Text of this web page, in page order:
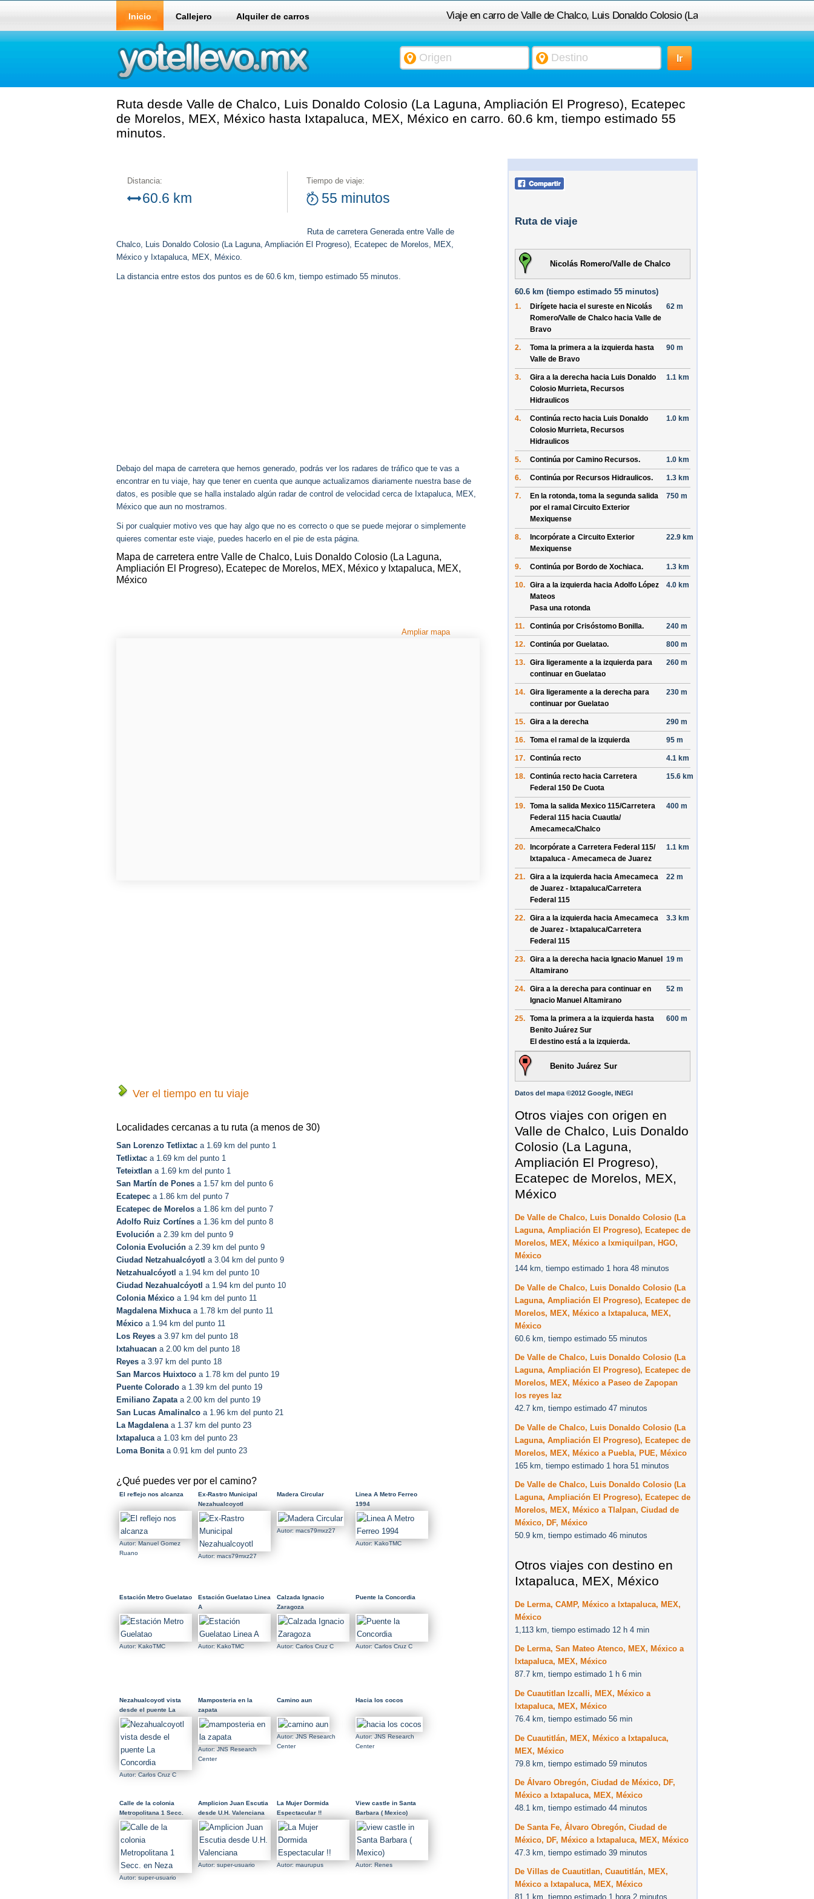
Viaje en carro de Valle de Chalco, Luis Donaldo Colosio (La
Laguna, Ampliación El Progreso), Ecatepec de Morelos, MEX,
Inicio Callejero Alquiler de carros
Ruta desde Valle de Chalco, Luis Donaldo Colosio (La Laguna, Ampliación El Progreso), Ecatepec
de Morelos, MEX, México hasta Ixtapaluca, MEX, México en carro. 60.6 km, tiempo estimado 55
minutos.
Distancia:
60.6 km
Tiempo de viaje:
55 minutos
Ruta de carretera Generada entre Valle de
Chalco, Luis Donaldo Colosio (La Laguna, Ampliación El Progreso), Ecatepec de Morelos, MEX,
México y Ixtapaluca, MEX, México.
La distancia entre estos dos puntos es de 60.6 km, tiempo estimado 55 minutos.
Debajo del mapa de carretera que hemos generado, podrás ver los radares de tráfico que te vas a
encontrar en tu viaje, hay que tener en cuenta que aunque actualizamos diariamente nuestra base de
datos, es posible que se halla instalado algún radar de control de velocidad cerca de Ixtapaluca, MEX,
México que aun no mostramos.
Si por cualquier motivo ves que hay algo que no es correcto o que se puede mejorar o simplemente
quieres comentar este viaje, puedes hacerlo en el pie de esta página.
Mapa de carretera entre Valle de Chalco, Luis Donaldo Colosio (La Laguna,
Ampliación El Progreso), Ecatepec de Morelos, MEX, México y Ixtapaluca, MEX,
México
Ampliar mapa
Ver el tiempo en tu viaje
Localidades cercanas a tu ruta (a menos de 30)
San Lorenzo Tetlixtac a 1.69 km del punto 1
Tetlixtac a 1.69 km del punto 1
Teteixtlan a 1.69 km del punto 1
San Martín de Pones a 1.57 km del punto 6
Ecatepec a 1.86 km del punto 7
Ecatepec de Morelos a 1.86 km del punto 7
Adolfo Ruiz Cortínes a 1.36 km del punto 8
Evolución a 2.39 km del punto 9
Colonia Evolución a 2.39 km del punto 9
Ciudad Netzahualcóyotl a 3.04 km del punto 9
Netzahualcóyotl a 1.94 km del punto 10
Ciudad Nezahualcóyotl a 1.94 km del punto 10
Colonia México a 1.94 km del punto 11
Magdalena Mixhucaa 1.78 km del punto 11
México a 1.94 km del punto 11
Los Reyes a 3.97 km del punto 18
Ixtahuacan a 2.00 km del punto 18
Reyes a 3.97 km del punto 18
San Marcos Huixtoco a 1.78 km del punto 19
Puente Colorado a 1.39 km del punto 19
Emiliano Zapataa 2.00 km del punto 19
San Lucas Amalinalco a 1.96 km del punto 21
La Magdalenaa 1.37 km del punto 23
Ixtapalucaa 1.03 km del punto 23
Loma Bonitaa 0.91 km del punto 23
¿Qué puedes ver por el camino?
El reflejo nos alcanza
Autor: Manuel Gomez
Ruano
Ex-Rastro Municipal
Nezahualcoyotl
Autor: macs79mxz27
Madera Circular
Autor: macs79mxz27
Linea A Metro Ferreo
1994
Autor: KakoTMC
Estación Metro Guelatao
Autor: KakoTMC
Estación Guelatao Linea
A
Autor: KakoTMC
Calzada Ignacio
Zaragoza
Autor: Carlos Cruz C
Puente la Concordia
Autor: Carlos Cruz C
Nezahualcoyotl vista
desde el puente La
Concordia
Autor: Carlos Cruz C
Mamposteria en la
zapata
Autor: JNS Research
Center
Camino aun
Autor: JNS Research
Center
Hacia los cocos
Autor: JNS Research
Center
Calle de la colonia
Metropolitana 1 Secc.
en Neza
Autor: super-usuario
Amplicion Juan Escutia
desde U.H. Valenciana
Autor: super-usuario
La Mujer Dormida
Espectacular !!
Autor: maurupus
View castle in Santa
Barbara ( Mexico)
Autor: Renes
Ruta de viaje
Nicolás Romero/Valle de Chalco
60.6 km (tiempo estimado 55 minutos)
1. Dirígete hacia el sureste en Nicolás
Romero/Valle de Chalco hacia Valle de
Bravo
62 m
2.
Toma la primera a la izquierda hasta
Valle de Bravo
90 m
3. Gira a la derecha hacia Luis Donaldo
Colosio Murrieta, Recursos
Hidraulicos
1.1 km
4. Continúa recto hacia Luis Donaldo
Colosio Murrieta, Recursos
Hidraulicos
1.0 km
5. Continúa por Camino Recursos. 1.0 km
6. Continúa por Recursos Hidraulicos. 1.3 km
7. En la rotonda, toma la segunda salida
por el ramal Circuito Exterior
Mexiquense
750 m
8. Incorpórate a Circuito Exterior
Mexiquense
22.9 km
9. Continúa por Bordo de Xochiaca. 1.3 km
10. Gira a la izquierda hacia Adolfo López
Mateos
Pasa una rotonda
4.0 km
11. Continúa por Crisóstomo Bonilla. 240 m
12. Continúa por Guelatao. 800 m
13. Gira ligeramente a la izquierda para
continuar en Guelatao
260 m
14. Gira ligeramente a la derecha para
continuar por Guelatao
230 m
15. Gira a la derecha 290 m
16. Toma el ramal de la izquierda 95 m
17. Continúa recto 4.1 km
18. Continúa recto hacia Carretera
Federal 150 De Cuota
15.6 km
19. Toma la salida Mexico 115/Carretera
Federal 115 hacia Cuautla/
Amecameca/Chalco
400 m
20. Incorpórate a Carretera Federal 115/
Ixtapaluca - Amecameca de Juarez
1.1 km
21. Gira a la izquierda hacia Amecameca
de Juarez - Ixtapaluca/Carretera
Federal 115
22 m
22. Gira a la izquierda hacia Amecameca
de Juarez - Ixtapaluca/Carretera
Federal 115
3.3 km
23. Gira a la derecha hacia Ignacio Manuel
Altamirano
19 m
24. Gira a la derecha para continuar en
Ignacio Manuel Altamirano
52 m
25. Toma la primera a la izquierda hasta
Benito Juárez Sur
El destino está a la izquierda.
600 m
Benito Juárez Sur
Datos del mapa ©2012 Google, INEGI
Otros viajes con origen en
Valle de Chalco, Luis Donaldo
Colosio (La Laguna,
Ampliación El Progreso),
Ecatepec de Morelos, MEX,
México
De Valle de Chalco, Luis Donaldo Colosio (La
Laguna, Ampliación El Progreso), Ecatepec de
Morelos, MEX, México a Ixmiquilpan, HGO,
México
144 km, tiempo estimado 1 hora 48 minutos
De Valle de Chalco, Luis Donaldo Colosio (La
Laguna, Ampliación El Progreso), Ecatepec de
Morelos, MEX, México a Ixtapaluca, MEX,
México
60.6 km, tiempo estimado 55 minutos
De Valle de Chalco, Luis Donaldo Colosio (La
Laguna, Ampliación El Progreso), Ecatepec de
Morelos, MEX, México a Paseo de Zapopan
los reyes laz
42.7 km, tiempo estimado 47 minutos
De Valle de Chalco, Luis Donaldo Colosio (La
Laguna, Ampliación El Progreso), Ecatepec de
Morelos, MEX, México a Puebla, PUE, México
165 km, tiempo estimado 1 hora 51 minutos
De Valle de Chalco, Luis Donaldo Colosio (La
Laguna, Ampliación El Progreso), Ecatepec de
Morelos, MEX, México a Tlalpan, Ciudad de
México, DF, México
50.9 km, tiempo estimado 46 minutos
Otros viajes con destino en
Ixtapaluca, MEX, México
De Lerma, CAMP, México a Ixtapaluca, MEX,
México
1,113 km, tiempo estimado 12 h 4 min
De Lerma, San Mateo Atenco, MEX, México a
Ixtapaluca, MEX, México
87.7 km, tiempo estimado 1 h 6 min
De Cuautitlan Izcalli, MEX, México a
Ixtapaluca, MEX, México
76.4 km, tiempo estimado 56 min
De Cuautitlán, MEX, México a Ixtapaluca,
MEX, México
79.8 km, tiempo estimado 59 minutos
De Álvaro Obregón, Ciudad de México, DF,
México a Ixtapaluca, MEX, México
48.1 km, tiempo estimado 44 minutos
De Santa Fe, Álvaro Obregón, Ciudad de
México, DF, México a Ixtapaluca, MEX, México
47.3 km, tiempo estimado 39 minutos
De Villas de Cuautitlan, Cuautitlán, MEX,
México a Ixtapaluca, MEX, México
81.1 km, tiempo estimado 1 hora 2 minutos